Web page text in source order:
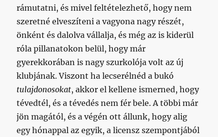
rámutatni, és mivel feltételezhető, hogy nem
szeretné elveszíteni a vagyona nagy részét,
önként és dalolva vállalja, és még az is kiderül
róla pillanatokon belül, hogy már
gyerekkorában is nagy szurkolója volt az új
klubjának. Viszont ha lecserélnéd a bukó
tulajdonosokat, akkor el kellene ismerned, hogy
tévedtél, és a tévedés nem fér bele. A többi már
jön magától, és a végén ott állunk, hogy alig
egy hónappal az egyik, a licensz szempontjából